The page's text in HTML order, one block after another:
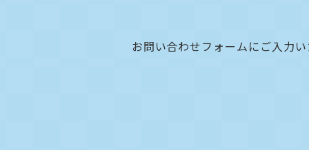
お問い合わせフォームにご入力